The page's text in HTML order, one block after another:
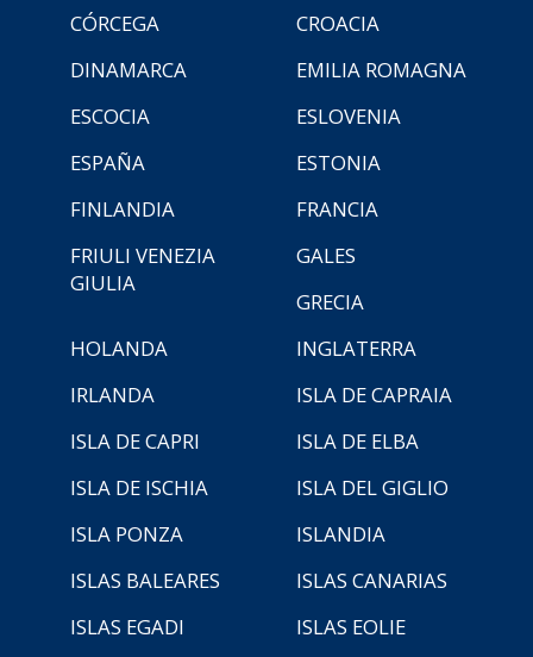
CÓRCEGA
CROACIA
DINAMARCA
EMILIA ROMAGNA
ESCOCIA
ESLOVENIA
ESPAÑA
ESTONIA
FINLANDIA
FRANCIA
FRIULI VENEZIA
GIULIA
GALES
GRECIA
HOLANDA
INGLATERRA
IRLANDA
ISLA DE CAPRAIA
ISLA DE CAPRI
ISLA DE ELBA
ISLA DE ISCHIA
ISLA DEL GIGLIO
ISLA PONZA
ISLANDIA
ISLAS BALEARES
ISLAS CANARIAS
ISLAS EGADI
ISLAS EOLIE